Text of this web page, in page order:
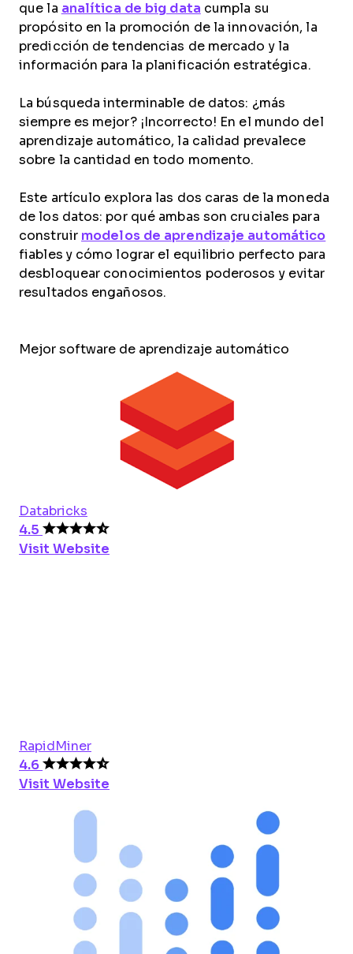
que la analítica de big data cumpla su
propósito en la promoción de la innovación, la
predicción de tendencias de mercado y la
información para la planificación estratégica.
La búsqueda interminable de datos: ¿más
siempre es mejor? ¡Incorrecto! En el mundo del
aprendizaje automático, la calidad prevalece
sobre la cantidad en todo momento.
Este artículo explora las dos caras de la moneda
de los datos: por qué ambas son cruciales para
construir modelos de aprendizaje automático
fiables y cómo lograr el equilibrio perfecto para
desbloquear conocimientos poderosos y evitar
resultados engañosos.
Mejor software de aprendizaje automático
Databricks
4.5
Visit Website
RapidMiner
4.6
Visit Website